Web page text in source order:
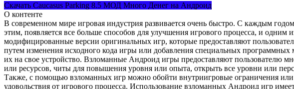
Скачать Caucasus Parking 8.5 МОД Много Денег на Андроид
О контенте
В современном мире игровая индустрия развивается очень быстро. С каждым
этим, появляется все больше способов для улучшения игрового процесса, и
модифицированные версии оригинальных игр, которые предоставляют
путем изменения исходного кода игры или добавления специальных
их на свое устройство. Взломанные Андроид игры предоставляют пользователю
или ресурсов, читы для повышения уровня или опыта, открыть все уровни или
Также, с помощью взломанных игр можно обойти внутриигровые ограничения
удовольствия от игрового процесса. Использование взломанных Андроид игр